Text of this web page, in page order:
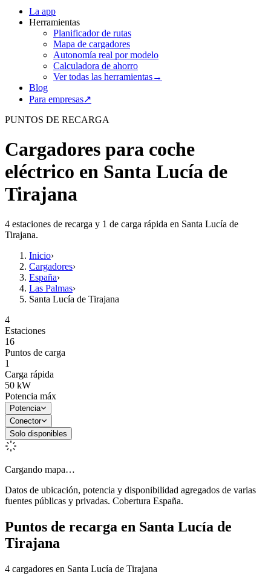
La app
Herramientas
Planificador de rutas
Mapa de cargadores
Autonomía real por modelo
Calculadora de ahorro
Ver todas las herramientas→
Blog
Para empresas↗
PUNTOS DE RECARGA
Cargadores para coche
eléctrico en Santa Lucía de
Tirajana
4 estaciones de recarga y 1 de carga rápida en Santa Lucía de
Tirajana.
Inicio›
Cargadores›
España›
Las Palmas›
Santa Lucía de Tirajana
4
Estaciones
16
Puntos de carga
1
Carga rápida
50 kW
Potencia máx
Potencia
Conector
Solo disponibles
Cargando mapa…
Datos de ubicación, potencia y disponibilidad agregados de varias
fuentes públicas y privadas. Cobertura España.
Puntos de recarga en Santa Lucía de
Tirajana
4 cargadores en Santa Lucía de Tirajana